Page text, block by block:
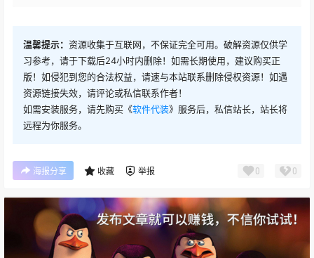
温馨提示： 资源收集于互联网，不保证完全可用。破解资源仅供学
习参考，请于下载后24小时内删除！如需长期使用，建议购买正
版！如侵犯到您的合法权益，请速与本站联系删除侵权资源！如遇
资源链接失效，请评论或私信联系作者！
如需安装服务，请先购买《软件代装》服务后，私信站长，站长将
远程为你服务。
海报分享 收藏 举报 0 0